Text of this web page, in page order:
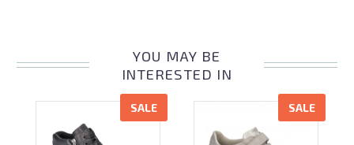
YOU MAY BE
INTERESTED IN
SALE SALE